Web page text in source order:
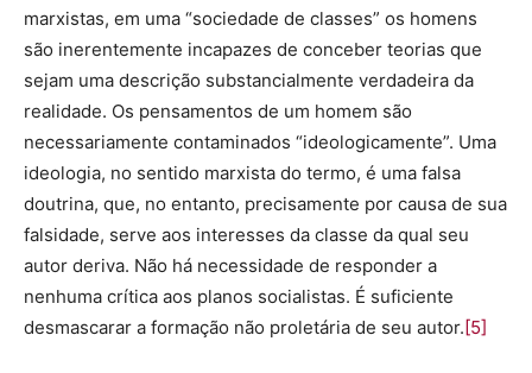
marxistas, em uma “sociedade de classes” os homens
são inerentemente incapazes de conceber teorias que
sejam uma descrição substancialmente verdadeira da
realidade. Os pensamentos de um homem são
necessariamente contaminados “ideologicamente”. Uma
ideologia, no sentido marxista do termo, é uma falsa
doutrina, que, no entanto, precisamente por causa de sua
falsidade, serve aos interesses da classe da qual seu
autor deriva. Não há necessidade de responder a
nenhuma crítica aos planos socialistas. É suficiente
desmascarar a formação não proletária de seu autor.[5]